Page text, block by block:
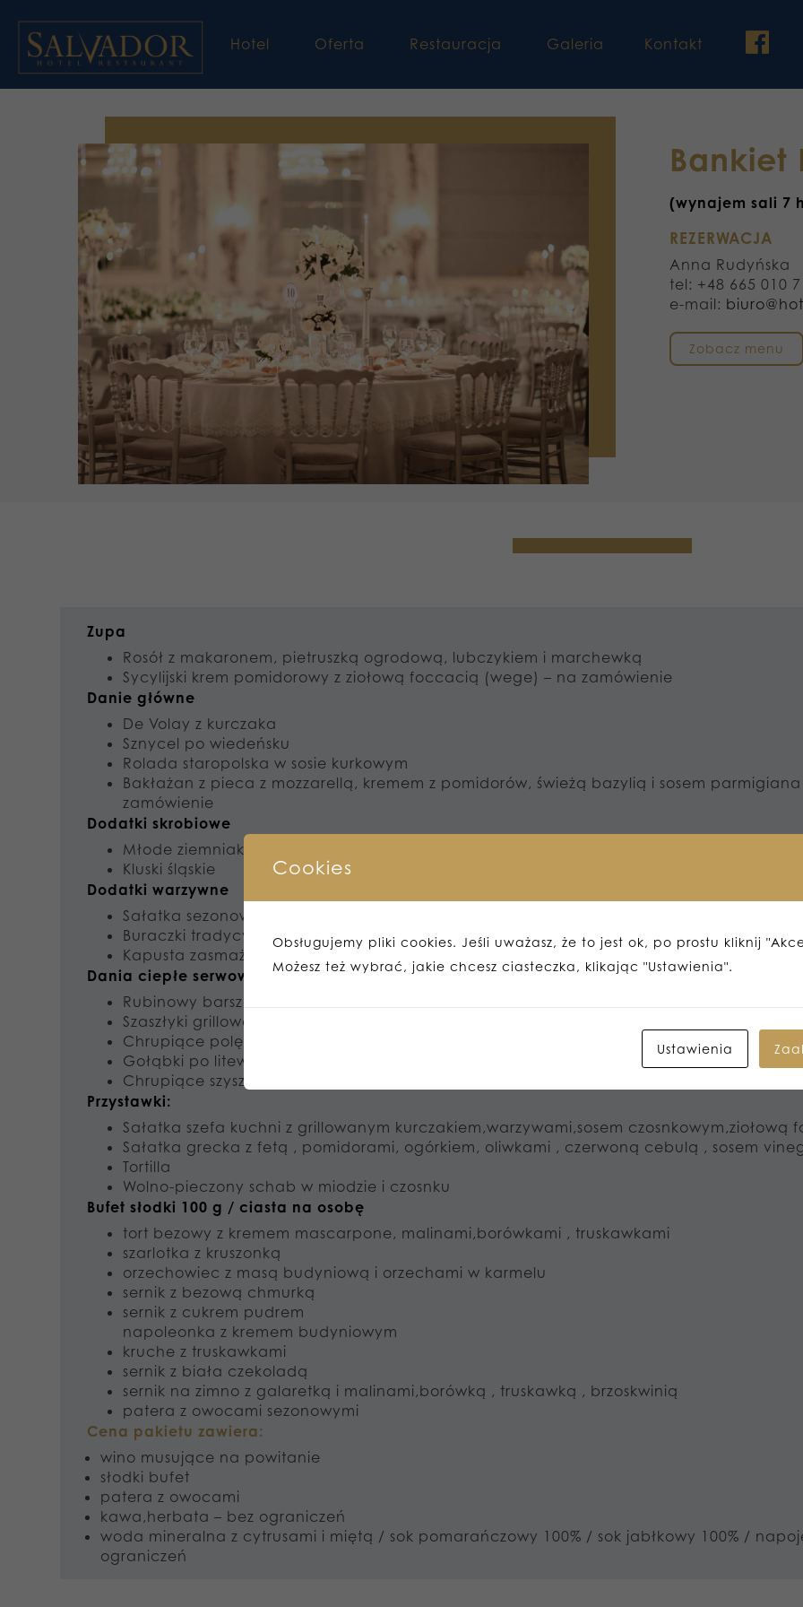
Hotel Oferta Restauracja Galeria Kontakt
Bankiet
(wynajem sali 7
REZERWACJA
Anna Rudyńska
tel: +48 665 010
e-mail:
Zobacz menu
Zupa
Rosół z makaronem, pietruszką ogrodową, lubczykiem i marchewką
Sycylijski krem pomidorowy z ziołową foccacią (wege) – na zamówienie
Danie główne
De Volay z kurczaka
Sznycel po wiedeńsku
Rolada staropolska w sosie kurkowym
Bakłażan z pieca z mozzarellą, kremem z pomidorów, świeżą bazylią i sosem
zamówienie
Dodatki skrobiowe
Młode ziemniaki z masłem i koperkiem
Kluski śląskie
Dodatki warzywne
Sałatka sezonowa z naturalnym sosem vinegret
Buraczki tradycyjne z cebulką
Kapusta zasmażana z pudrem borowikowym
Dania ciepłe serwowane w trakcie uroczystości:
Rubinowy barszcz czerwony z krokietem lub pasztecikami w cieście francuskim
Szaszłyki grillowane
Chrupiące polędwiczki z kurczaka
Gołąbki po litewsku
Chrupiące szyszki
Przystawki:
Sałatka szefa kuchni z grillowanym kurczakiem,warzywami,sosem czosnkowym,ziołową
Sałatka grecka z fetą , pomidorami, ogórkiem, oliwkami , czerwoną cebulą , sosem
Tortilla
Wolno-pieczony schab w miodzie i czosnku
Bufet słodki 100 g / ciasta na osobę
tort bezowy z kremem mascarpone, malinami,borówkami , truskawkami
szarlotka z kruszonką
orzechowiec z masą budyniową i orzechami w karmelu
sernik z bezową chmurką
sernik z cukrem pudrem
napoleonka z kremem budyniowym
kruche z truskawkami
sernik z biała czekoladą
sernik na zimno z galaretką i malinami,borówką , truskawką , brzoskwinią
patera z owocami sezonowymi
Cena pakietu zawiera:
wino musujące na powitanie
słodki bufet
patera z owocami
kawa,herbata – bez ograniczeń
woda mineralna z cytrusami i miętą / sok pomarańczowy 100% / sok jabłkowy 100% /
ograniczeń
Cookies
Obsługujemy pliki cookies. Jeśli uważasz, że to jest ok, po prostu kliknij
Możesz też wybrać, jakie chcesz ciasteczka, klikając "Ustawienia".
Ustawienia